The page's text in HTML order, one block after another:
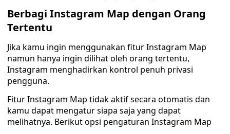
Berbagi Instagram Map dengan Orang
Tertentu
Jika kamu ingin menggunakan fitur Instagram Map
namun hanya ingin dilihat oleh orang tertentu,
Instagram menghadirkan kontrol penuh privasi
pengguna.
Fitur Instagram Map tidak aktif secara otomatis dan
kamu dapat mengatur siapa saja yang dapat
melihatnya. Berikut opsi pengaturan Instagram Map